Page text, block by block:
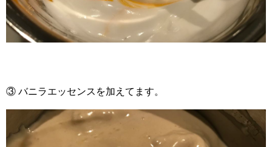
③ バニラエッセンスを加えてます。